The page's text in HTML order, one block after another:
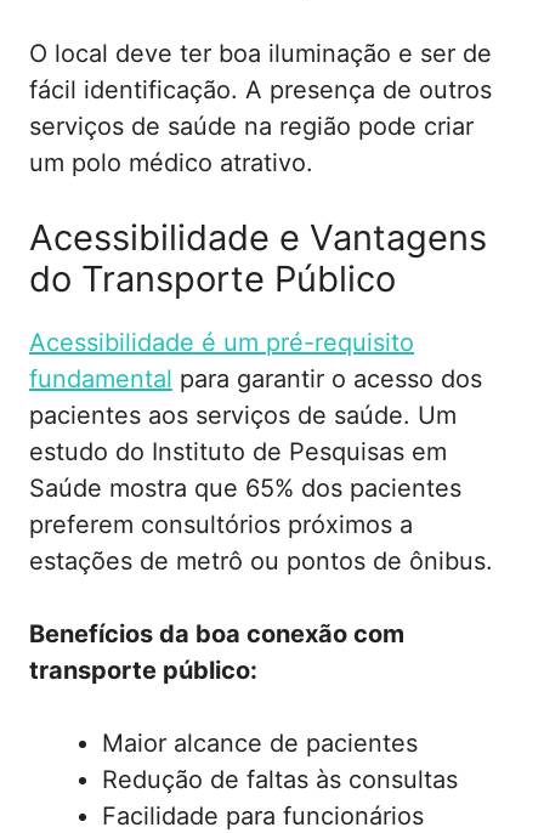
O local deve ter boa iluminação e ser de
fácil identificação. A presença de outros
serviços de saúde na região pode criar
um polo médico atrativo.
Acessibilidade e Vantagens
do Transporte Público
Acessibilidade é um pré-requisito
fundamental para garantir o acesso dos
pacientes aos serviços de saúde. Um
estudo do Instituto de Pesquisas em
Saúde mostra que 65% dos pacientes
preferem consultórios próximos a
estações de metrô ou pontos de ônibus.
Benefícios da boa conexão com
transporte público:
Maior alcance de pacientes
Redução de faltas às consultas
Facilidade para funcionários